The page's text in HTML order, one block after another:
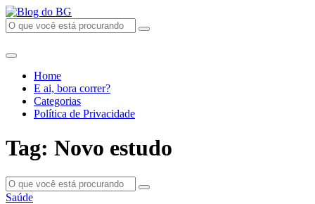
Home
E ai, bora correr?
Categorias
Política de Privacidade
Tag: Novo estudo
Saúde